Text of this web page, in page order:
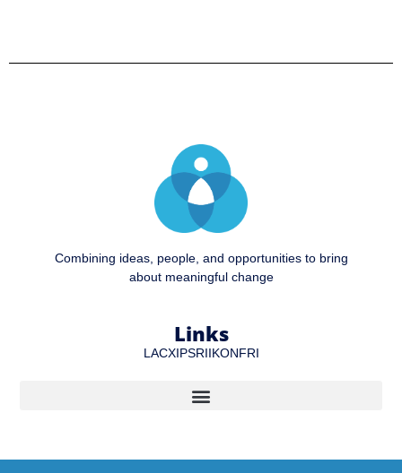
Combining ideas, people, and opportunities to bring
about meaningful change
Links
LACXIPSRIIKONFRI